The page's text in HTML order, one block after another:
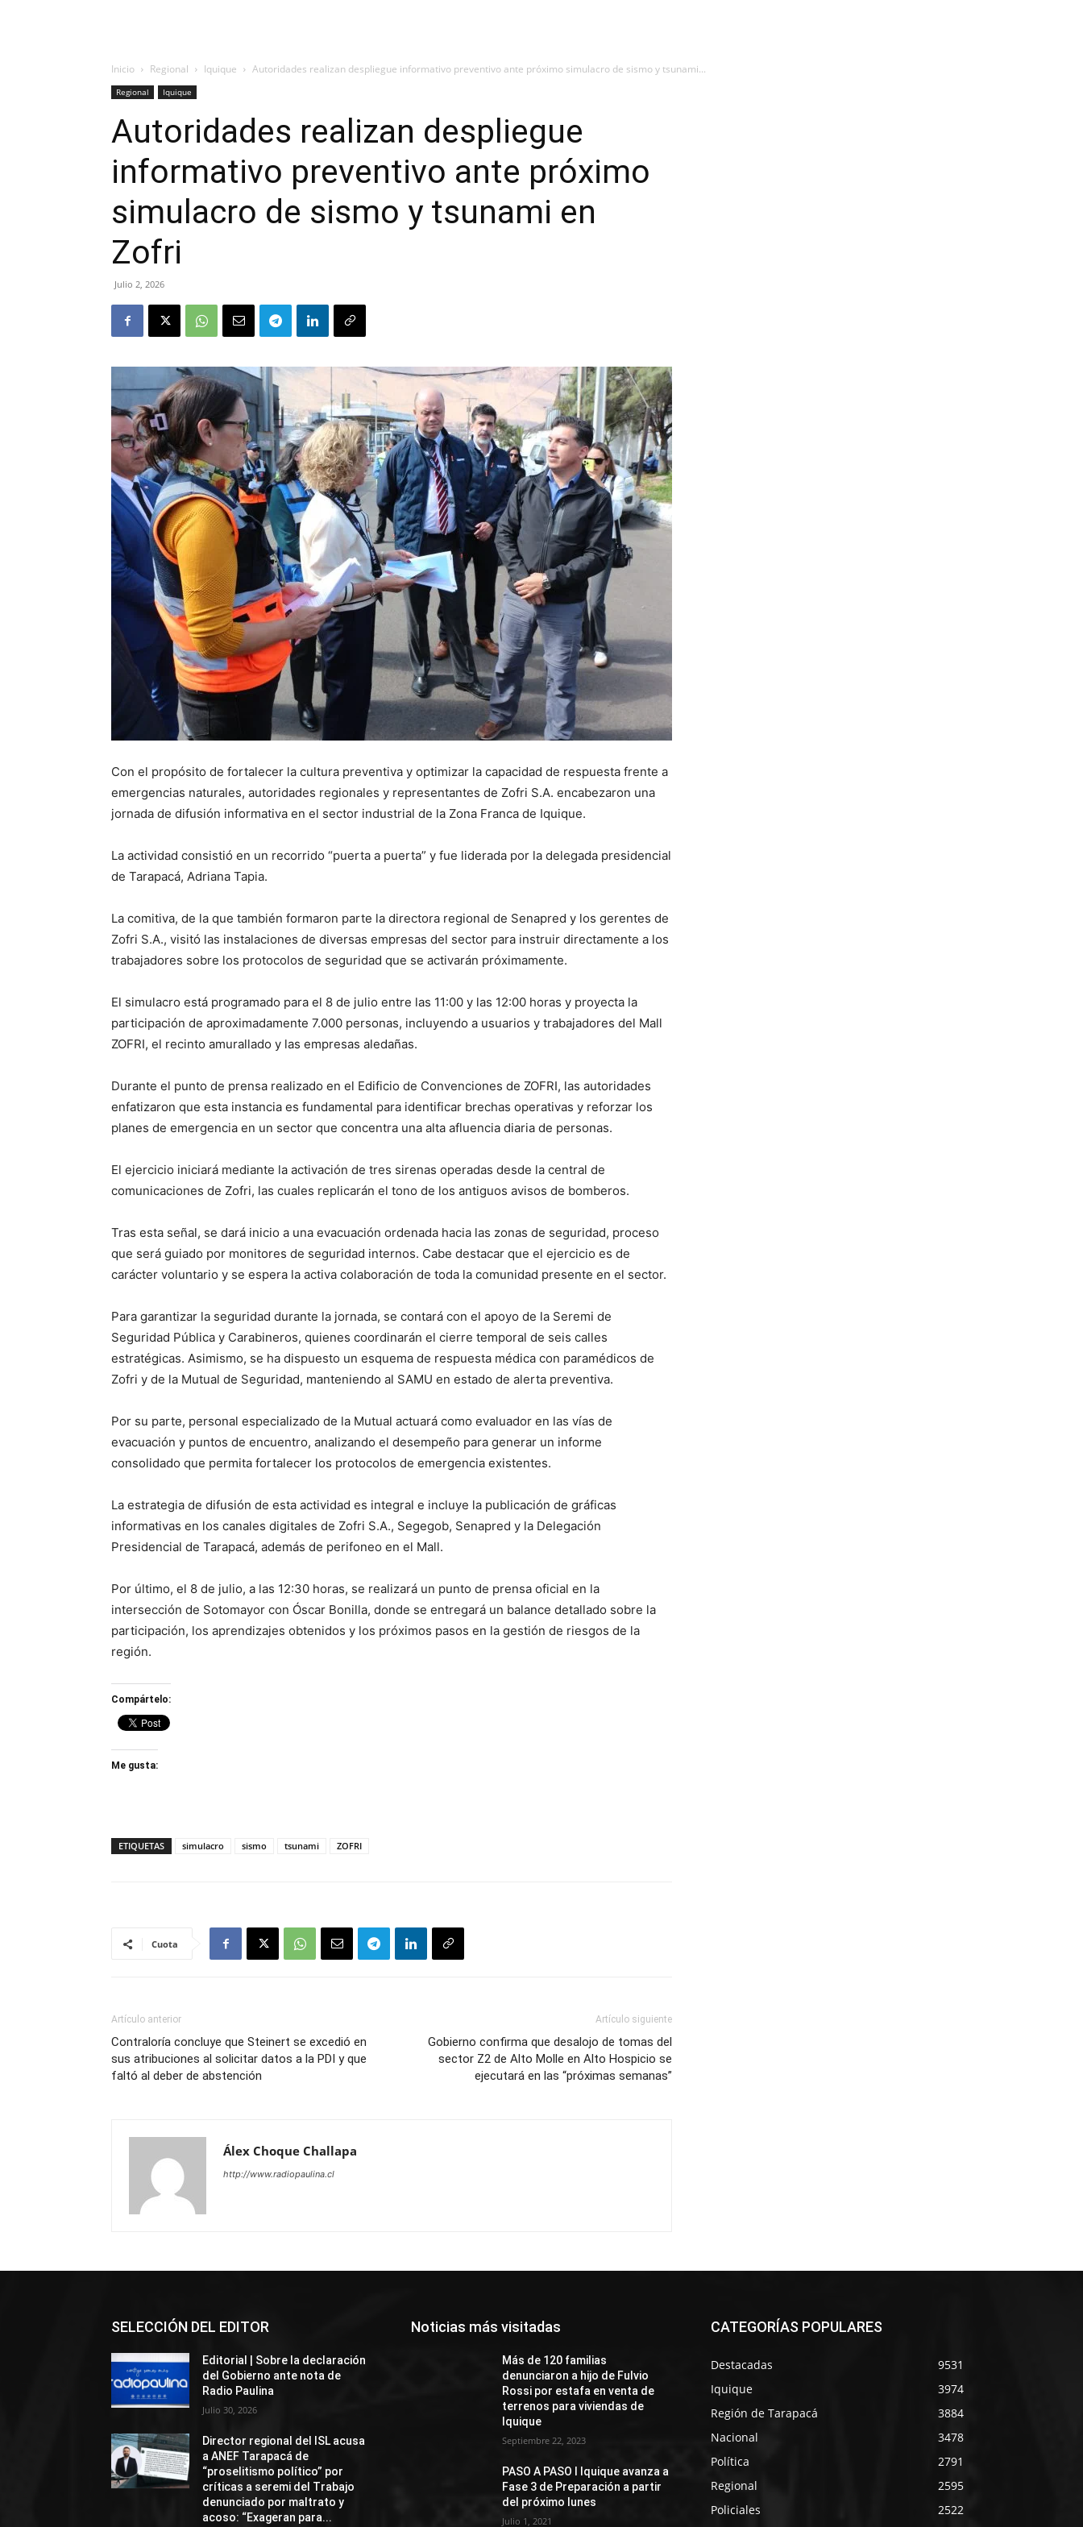
Inicio Regional Iquique Autoridades realizan despliegue informativo preventivo ante próximo simulacro de sismo y tsunami...
Regional Iquique
Autoridades realizan despliegue
informativo preventivo ante próximo
simulacro de sismo y tsunami en
Zofri
Julio 2, 2026
Con el propósito de fortalecer la cultura preventiva y optimizar la capacidad de respuesta frente a
emergencias naturales, autoridades regionales y representantes de Zofri S.A. encabezaron una
jornada de difusión informativa en el sector industrial de la Zona Franca de Iquique.
La actividad consistió en un recorrido “puerta a puerta” y fue liderada por la delegada presidencial
de Tarapacá, Adriana Tapia.
La comitiva, de la que también formaron parte la directora regional de Senapred y los gerentes de
Zofri S.A., visitó las instalaciones de diversas empresas del sector para instruir directamente a los
trabajadores sobre los protocolos de seguridad que se activarán próximamente.
El simulacro está programado para el 8 de julio entre las 11:00 y las 12:00 horas y proyecta la
participación de aproximadamente 7.000 personas, incluyendo a usuarios y trabajadores del Mall
ZOFRI, el recinto amurallado y las empresas aledañas.
Durante el punto de prensa realizado en el Edificio de Convenciones de ZOFRI, las autoridades
enfatizaron que esta instancia es fundamental para identificar brechas operativas y reforzar los
planes de emergencia en un sector que concentra una alta afluencia diaria de personas.
El ejercicio iniciará mediante la activación de tres sirenas operadas desde la central de
comunicaciones de Zofri, las cuales replicarán el tono de los antiguos avisos de bomberos.
Tras esta señal, se dará inicio a una evacuación ordenada hacia las zonas de seguridad, proceso
que será guiado por monitores de seguridad internos. Cabe destacar que el ejercicio es de
carácter voluntario y se espera la activa colaboración de toda la comunidad presente en el sector.
Para garantizar la seguridad durante la jornada, se contará con el apoyo de la Seremi de
Seguridad Pública y Carabineros, quienes coordinarán el cierre temporal de seis calles
estratégicas. Asimismo, se ha dispuesto un esquema de respuesta médica con paramédicos de
Zofri y de la Mutual de Seguridad, manteniendo al SAMU en estado de alerta preventiva.
Por su parte, personal especializado de la Mutual actuará como evaluador en las vías de
evacuación y puntos de encuentro, analizando el desempeño para generar un informe
consolidado que permita fortalecer los protocolos de emergencia existentes.
La estrategia de difusión de esta actividad es integral e incluye la publicación de gráficas
informativas en los canales digitales de Zofri S.A., Segegob, Senapred y la Delegación
Presidencial de Tarapacá, además de perifoneo en el Mall.
Por último, el 8 de julio, a las 12:30 horas, se realizará un punto de prensa oficial en la
intersección de Sotomayor con Óscar Bonilla, donde se entregará un balance detallado sobre la
participación, los aprendizajes obtenidos y los próximos pasos en la gestión de riesgos de la
región.
Compártelo:
Me gusta:
ETIQUETAS simulacro sismo tsunami ZOFRI
Cuota
Artículo anterior
Contraloría concluye que Steinert se excedió en
sus atribuciones al solicitar datos a la PDI y que
faltó al deber de abstención
Artículo siguiente
Gobierno confirma que desalojo de tomas del
sector Z2 de Alto Molle en Alto Hospicio se
ejecutará en las “próximas semanas”
Álex Choque Challapa
http://www.radiopaulina.cl
SELECCIÓN DEL EDITOR
Editorial | Sobre la declaración
del Gobierno ante nota de
Radio Paulina
Julio 30, 2026
Director regional del ISL acusa
a ANEF Tarapacá de
“proselitismo político” por
críticas a seremi del Trabajo
denunciado por maltrato y
acoso: “Exageran para...
Noticias más visitadas
Más de 120 familias
denunciaron a hijo de Fulvio
Rossi por estafa en venta de
terrenos para viviendas de
Iquique
Septiembre 22, 2023
PASO A PASO I Iquique avanza a
Fase 3 de Preparación a partir
del próximo lunes
Julio 1, 2021
CATEGORÍAS POPULARES
Destacadas
9531
Iquique
3974
Región de Tarapacá
3884
Nacional
3478
Política
2791
Regional
2595
Policiales
2522